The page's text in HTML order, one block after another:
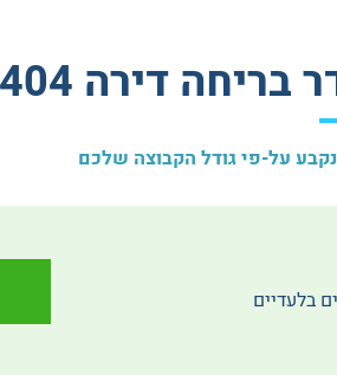
דירה 404?
על-פי גודל הקבוצה שלכם
בלעדיים